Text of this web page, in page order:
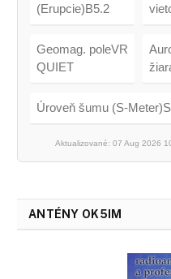
(Erupcie)B5.2
Geomag. poleVR
QUIET
Úroveň šumu (S-
Aktualizované: 07 Aug 2026
ANTÉNY OK5IM